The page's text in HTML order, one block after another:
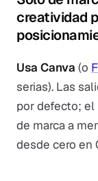
creatividad
Usa Canva (o
serias). Las
por defecto; el
de marca a
desde cero en